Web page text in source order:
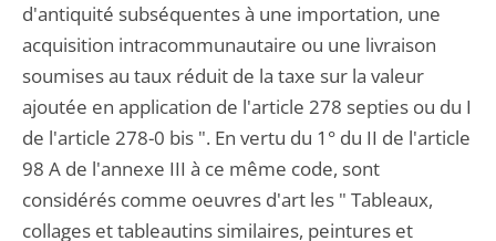
d'antiquité subséquentes à une importation, une
acquisition intracommunautaire ou une livraison
soumises au taux réduit de la taxe sur la valeur
ajoutée en application de l'article 278 septies ou du I
de l'article 278-0 bis ". En vertu du 1° du II de l'article
98 A de l'annexe III à ce même code, sont
considérés comme oeuvres d'art les " Tableaux,
collages et tableautins similaires, peintures et